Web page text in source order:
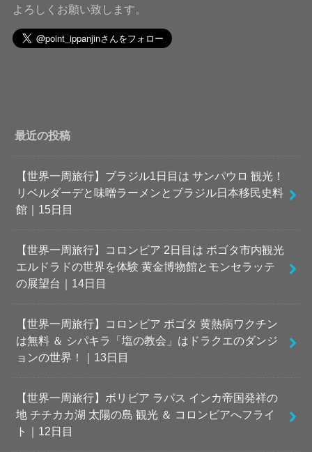
よろしくお願い致します。
最近の投稿
【世界一周旅行】ブラジル1日目は サンパウロ 観光！
リベルダーデと味噌ラーメンとブラジル日本移民史料
館｜15日目
【世界一周旅行】コロンビア 2日目は ボゴタ市内観光
エルドラドの世界を体験 黄金博物館とモンセラッテ
の展望台｜14日目
【世界一周旅行】コロンビア ボゴタ 黄熱病ワクチン
は無料 ＆ シパキラ「塩の教会」はドラクエのダンジ
ョンの世界！｜13日目
【世界一周旅行】ボリビア ラパス インカ帝国発祥の
地 チチカカ湖 太陽の島 観光 ＆ コロンビアへフライ
ト｜12日目